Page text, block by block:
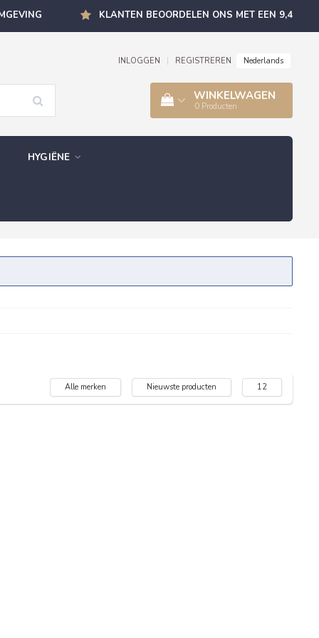
KLANTEN BEOORDELEN ONS MET EEN 9,4
INLOGGEN REGISTREREN Nederlands
WINKELWAGEN
0 Producten
HYGIËNE
Alle merken Nieuwste producten 12